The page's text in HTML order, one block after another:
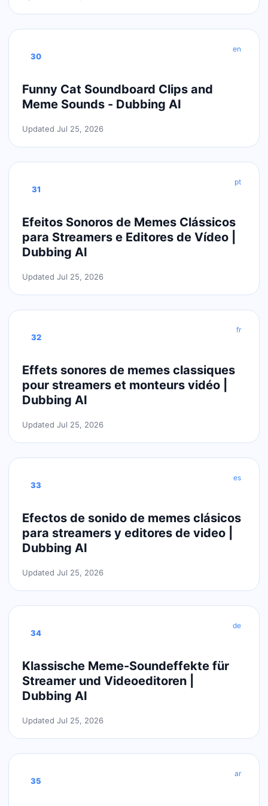
30
en
Funny Cat Soundboard Clips and
Meme Sounds - Dubbing AI
Updated Jul 25, 2026
31
pt
Efeitos Sonoros de Memes Clássicos
para Streamers e Editores de Vídeo |
Dubbing AI
Updated Jul 25, 2026
32
fr
Effets sonores de memes classiques
pour streamers et monteurs vidéo |
Dubbing AI
Updated Jul 25, 2026
33
es
Efectos de sonido de memes clásicos
para streamers y editores de video |
Dubbing AI
Updated Jul 25, 2026
34
de
Klassische Meme-Soundeffekte für
Streamer und Videoeditoren |
Dubbing AI
Updated Jul 25, 2026
35
ar